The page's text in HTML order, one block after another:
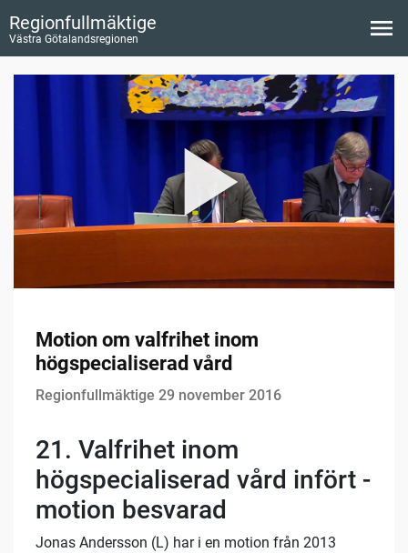
Regionfullmäktige
Västra Götalandsregionen
Motion om valfrihet inom
högspecialiserad vård
Regionfullmäktige 29 november 2016
21. Valfrihet inom
högspecialiserad vård infört -
motion besvarad
Jonas Andersson (L) har i en motion från 2013